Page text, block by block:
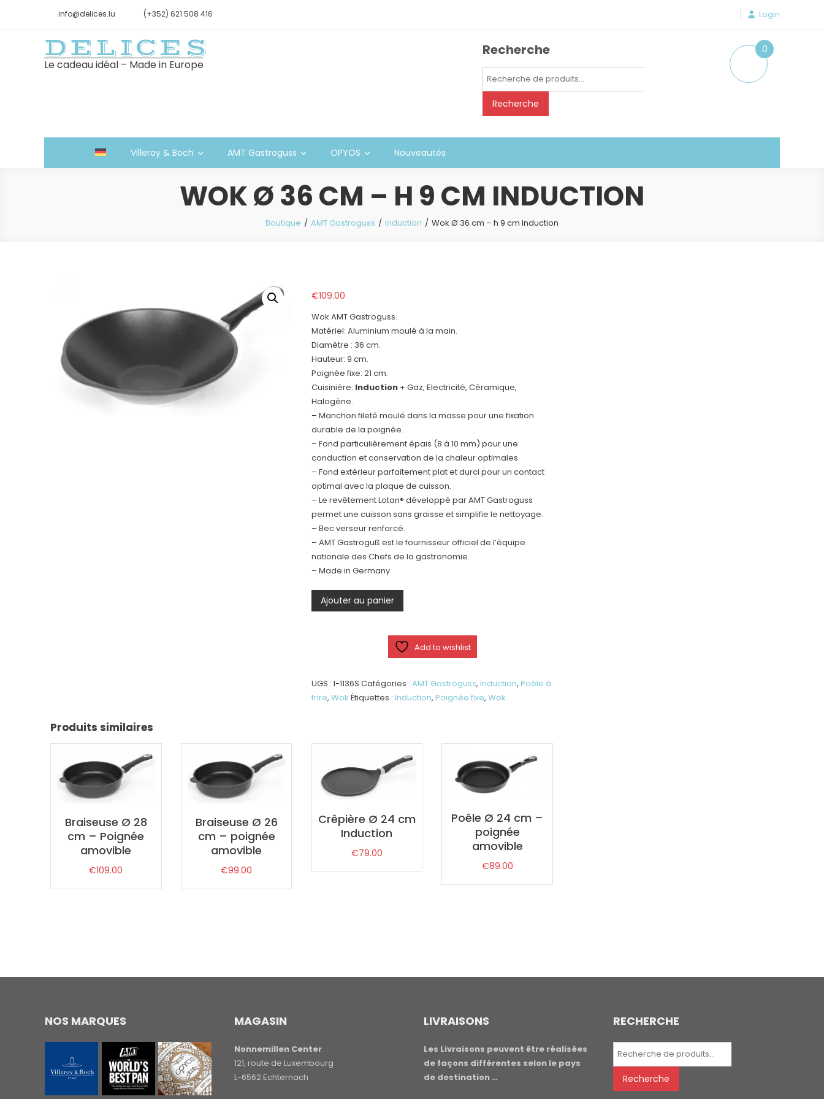
info@delices.lu (+352) 621 508 416 Login
DELICES
Le cadeau idéal – Made in Europe
Recherche
Recherche
Recherche
0
item
Villeroy & Boch AMT Gastroguss OPYOS Nouveautés
WOK Ø 36 CM – H 9 CM INDUCTION
Boutique AMT Gastroguss Induction Wok Ø 36 cm – h 9 cm Induction
€109.00
Wok AMT Gastroguss.
Matériel: Aluminium moulé à la main.
Diamètre : 36 cm.
Hauteur: 9 cm.
Poignée fixe: 21 cm.
Cuisinière: Induction + Gaz, Electricité, Céramique,
Halogène.
– Manchon fileté moulé dans la masse pour une fixation
durable de la poignée.
– Fond particulièrement épais (8 à 10 mm) pour une
conduction et conservation de la chaleur optimales.
– Fond extérieur parfaitement plat et durci pour un contact
optimal avec la plaque de cuisson.
– Le revêtement Lotan® développé par AMT Gastroguss
permet une cuisson sans graisse et simplifie le nettoyage.
– Bec verseur renforcé.
– AMT Gastroguß est le fournisseur officiel de l’équipe
nationale des Chefs de la gastronomie.
– Made in Germany.
quantité
de
-
h
Ajouter au panier
Add to wishlist
UGS :I-1136S Catégories :AMT Gastroguss,Induction,Poêle à
frire,Wok Étiquettes :Induction,Poignée fixe,Wok
Produits similaires
Braiseuse Ø 28
cm – Poignée
amovible
€109.00
Braiseuse Ø 26
cm – poignée
amovible
€99.00
Crêpière Ø 24 cm
Induction
€79.00
Poêle Ø 24 cm –
poignée
amovible
€89.00
NOS MARQUES MAGASIN
Nonnemillen Center
121, route de Luxembourg
L-6562 Echternach
LIVRAISONS
Les Livraisons peuvent être réalisées
de façons différentes selon le pays
de destination …
RECHERCHE
Recherche
Recherche